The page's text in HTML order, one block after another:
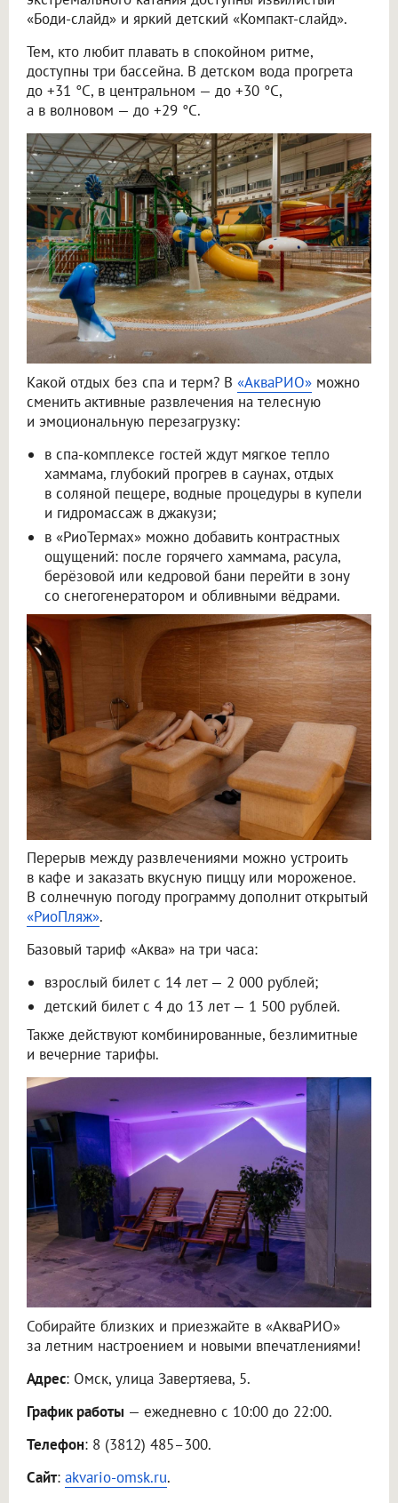
«Боди-слайд» и яркий детский «Компакт-слайд».
Тем, кто любит плавать в спокойном ритме,
доступны три бассейна. В детском вода прогрета
до +31 °C, в центральном — до +30 °C,
а в волновом — до +29 °C.
Какой отдых без спа и терм? В «АкваРИО» можно
сменить активные развлечения на телесную
и эмоциональную перезагрузку:
в спа-комплексе гостей ждут мягкое тепло
хаммама, глубокий прогрев в саунах, отдых
в соляной пещере, водные процедуры в купели
и гидромассаж в джакузи;
в «РиоТермах» можно добавить контрастных
ощущений: после горячего хаммама, расула,
берёзовой или кедровой бани перейти в зону
со снегогенератором и обливными вёдрами.
Перерыв между развлечениями можно устроить
в кафе и заказать вкусную пиццу или мороженое.
В солнечную погоду программу дополнит открытый
«РиоПляж».
Базовый тариф «Аква» на три часа:
взрослый билет с 14 лет — 2 000 рублей;
детский билет с 4 до 13 лет — 1 500 рублей.
Также действуют комбинированные, безлимитные
и вечерние тарифы.
Собирайте близких и приезжайте в «АкваРИО»
за летним настроением и новыми впечатлениями!
Адрес: Омск, улица Завертяева, 5.
График работы — ежедневно с 10:00 до 22:00.
Телефон: 8 (3812) 485–300.
Сайт: akvario-omsk.ru.